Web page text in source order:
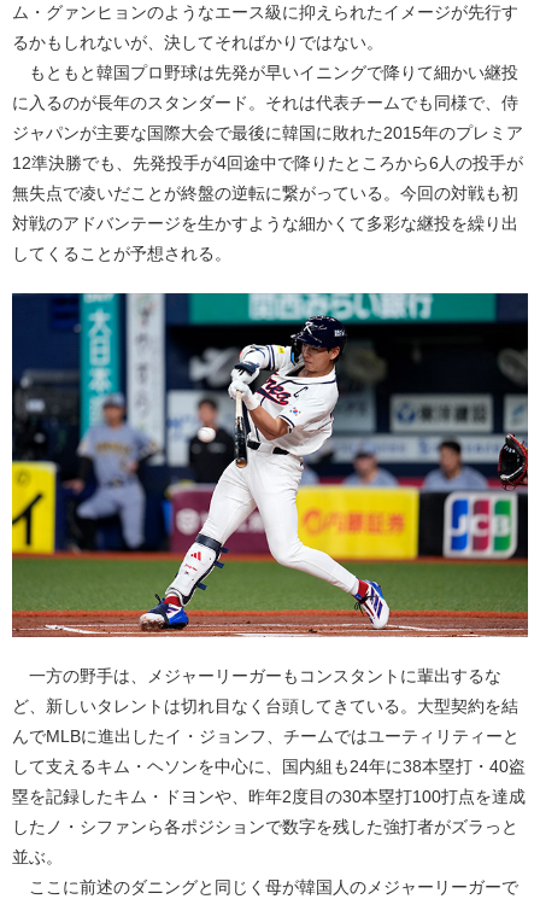
ム・グァンヒョンのようなエース級に抑えられたイメージが先行す
るかもしれないが、決してそればかりではない。
もともと韓国プロ野球は先発が早いイニングで降りて細かい継投
に入るのが長年のスタンダード。それは代表チームでも同様で、侍
ジャパンが主要な国際大会で最後に韓国に敗れた2015年のプレミア
12準決勝でも、先発投手が4回途中で降りたところから6人の投手が
無失点で凌いだことが終盤の逆転に繋がっている。今回の対戦も初
対戦のアドバンテージを生かすような細かくて多彩な継投を繰り出
してくることが予想される。
一方の野手は、メジャーリーガーもコンスタントに輩出するな
ど、新しいタレントは切れ目なく台頭してきている。大型契約を結
んでMLBに進出したイ・ジョンフ、チームではユーティリティーと
して支えるキム・ヘソンを中心に、国内組も24年に38本塁打・40盗
塁を記録したキム・ドヨンや、昨年2度目の30本塁打100打点を達成
したノ・シファンら各ポジションで数字を残した強打者がズラっと
並ぶ。
ここに前述のダニングと同じく母が韓国人のメジャーリーガーで